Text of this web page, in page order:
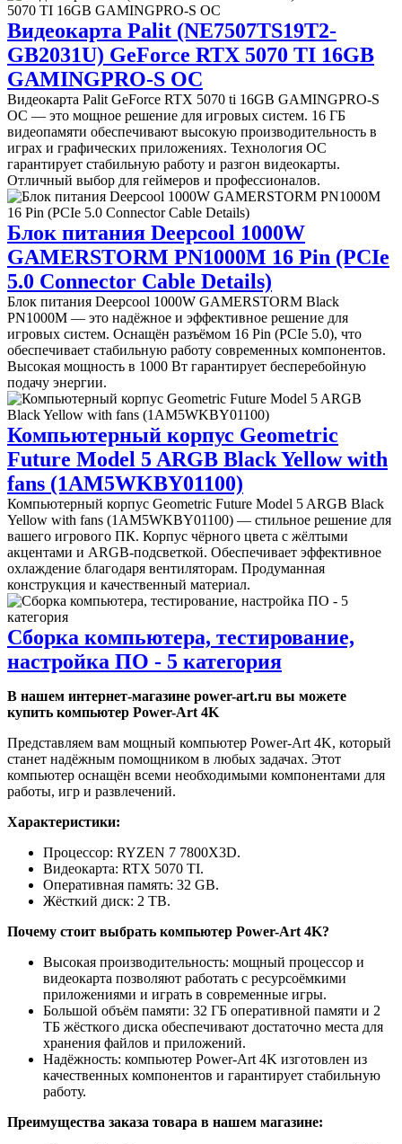
Видеокарта Palit (NE7507TS19T2-
GB2031U) GeForce RTX 5070 TI 16GB
GAMINGPRO-S OC
Видеокарта Palit GeForce RTX 5070 ti 16GB GAMINGPRO-S
OC — это мощное решение для игровых систем. 16 ГБ
видеопамяти обеспечивают высокую производительность в
играх и графических приложениях. Технология OC
гарантирует стабильную работу и разгон видеокарты.
Отличный выбор для геймеров и профессионалов.
Блок питания Deepcool 1000W
GAMERSTORM PN1000M 16 Pin (PCIe
5.0 Connector Cable Details)
Блок питания Deepcool 1000W GAMERSTORM Black
PN1000M — это надёжное и эффективное решение для
игровых систем. Оснащён разъёмом 16 Pin (PCIe 5.0), что
обеспечивает стабильную работу современных компонентов.
Высокая мощность в 1000 Вт гарантирует бесперебойную
подачу энергии.
Компьютерный корпус Geometric
Future Model 5 ARGB Black Yellow with
fans (1AM5WKBY01100)
Компьютерный корпус Geometric Future Model 5 ARGB Black
Yellow with fans (1AM5WKBY01100) — стильное решение для
вашего игрового ПК. Корпус чёрного цвета с жёлтыми
акцентами и ARGB-подсветкой. Обеспечивает эффективное
охлаждение благодаря вентиляторам. Продуманная
конструкция и качественный материал.
Сборка компьютера, тестирование,
настройка ПО - 5 категория
В нашем интернет-магазине power-art.ru вы можете
купить компьютер Power-Art 4K
Представляем вам мощный компьютер Power-Art 4K, который
станет надёжным помощником в любых задачах. Этот
компьютер оснащён всеми необходимыми компонентами для
работы, игр и развлечений.
Характеристики:
Процессор: RYZEN 7 7800X3D.
Видеокарта: RTX 5070 TI.
Оперативная память: 32 GB.
Жёсткий диск: 2 TB.
Почему стоит выбрать компьютер Power-Art 4K?
Высокая производительность: мощный процессор и
видеокарта позволяют работать с ресурсоёмкими
приложениями и играть в современные игры.
Большой объём памяти: 32 ГБ оперативной памяти и 2
ТБ жёсткого диска обеспечивают достаточно места для
хранения файлов и приложений.
Надёжность: компьютер Power-Art 4K изготовлен из
качественных компонентов и гарантирует стабильную
работу.
Преимущества заказа товара в нашем магазине: